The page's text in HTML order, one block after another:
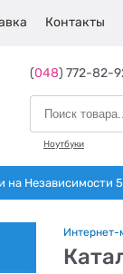
Контакты
(048) 772-82-
Ноутбуки
на Независимости
Интернет-